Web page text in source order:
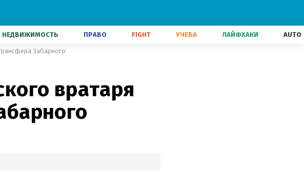
НЕДВИЖИМОСТЬ ПРАВО FIGHT УЧЕБА ЛАЙФХАКИ AUTO
Забарного
вратаря